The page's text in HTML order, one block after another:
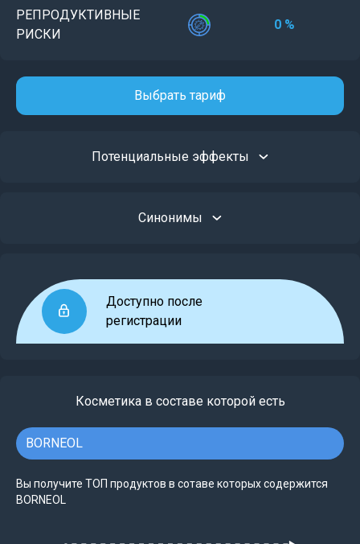
РЕПРОДУКТИВНЫЕ
РИСКИ
0 %
Выбрать тариф
Потенциальные эффекты
Синонимы
Доступно после
регистрации
Косметика в составе которой есть
BORNEOL
Вы получите ТОП продуктов в сотаве которых содержится
BORNEOL